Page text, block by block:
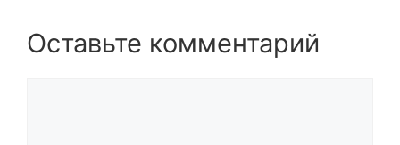
Оставьте комментарий